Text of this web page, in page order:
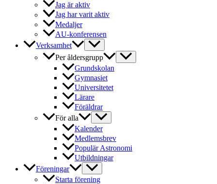
Jag är aktiv
Jag har varit aktiv
Medaljer
AU-konferensen
Verksamhet
Per åldersgrupp
Grundskolan
Gymnasiet
Universitetet
Lärare
Föräldrar
För alla
Kalender
Medlemsbrev
Populär Astronomi
Utbildningar
Föreningar
Starta förening